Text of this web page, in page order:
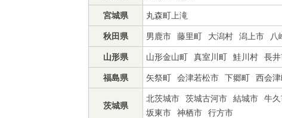
宮城県 丸森町上滝
秋田県 男鹿市 藤里町 大潟村 潟上市 八
山形県 山形金山町 真室川町 鮭川村 長
福島県 矢祭町 会津若松市 下郷町 西会
茨城県
北茨城市 茨城古河市 結城市 牛
坂東市
神栖市 行方市